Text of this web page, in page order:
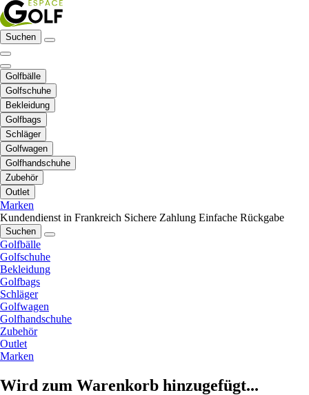
Suchen
Golfbälle
Golfschuhe
Bekleidung
Golfbags
Schläger
Golfwagen
Golfhandschuhe
Zubehör
Outlet
Marken
Kundendienst in Frankreich Sichere Zahlung Einfache Rückgabe
Suchen
Golfbälle
Golfschuhe
Bekleidung
Golfbags
Schläger
Golfwagen
Golfhandschuhe
Zubehör
Outlet
Marken
Wird zum Warenkorb hinzugefügt...